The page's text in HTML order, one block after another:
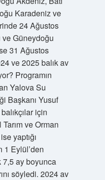
Karadeniz ve
24 Ağustos
Güneydoğu
31 Ağustos
ve 2025 balık av
Programın
Yalova Su
Başkanı Yusuf
için
Tarım ve Orman
yaptığı
1 Eylül’den
7,5 ay boyunca
söyledi. 2024 av